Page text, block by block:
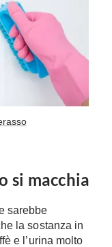
si macchia
sarebbe
la sostanza in
e l’urina molto